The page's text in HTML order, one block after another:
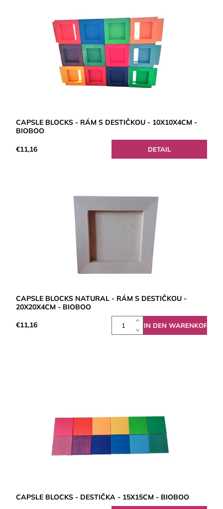
CAPSLE BLOCKS - RÁM S DESTIČKOU - 10X10X4CM -
BIOBOO
€11,16 DETAIL
CAPSLE BLOCKS NATURAL - RÁM S DESTIČKOU -
20X20X4CM - BIOBOO
€11,16
CAPSLE BLOCKS - DESTIČKA - 15X15CM - BIOBOO